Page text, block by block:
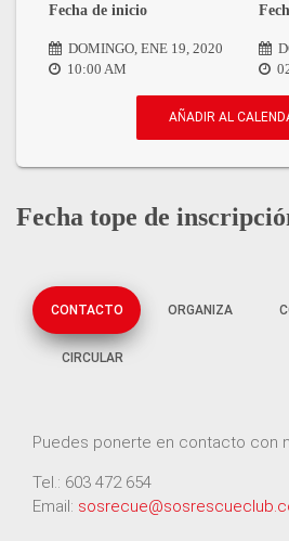
Fecha de inicio
DOMINGO, ENE 19, 2020
10:00 AM
AÑADIR AL
Fecha tope de
CONTACTO ORGANIZA
CIRCULAR
Puedes ponerte en contacto con
Tel.: 603 472 654
Email: